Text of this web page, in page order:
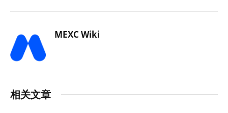
MEXC Wiki
相关文章